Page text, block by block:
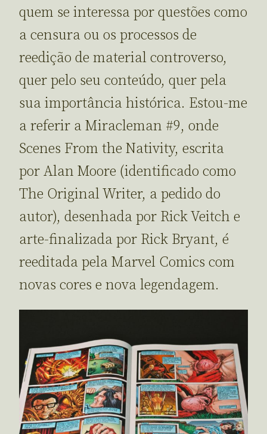
quem se interessa por questões como
a censura ou os processos de
reedição de material controverso,
quer pelo seu conteúdo, quer pela
sua importância histórica. Estou-me
a referir a Miracleman #9, onde
Scenes From the Nativity, escrita
por Alan Moore (identificado como
The Original Writer, a pedido do
autor), desenhada por Rick Veitch e
arte-finalizada por Rick Bryant, é
reeditada pela Marvel Comics com
novas cores e nova legendagem.